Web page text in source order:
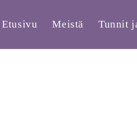
Etusivu Meistä Tunnit